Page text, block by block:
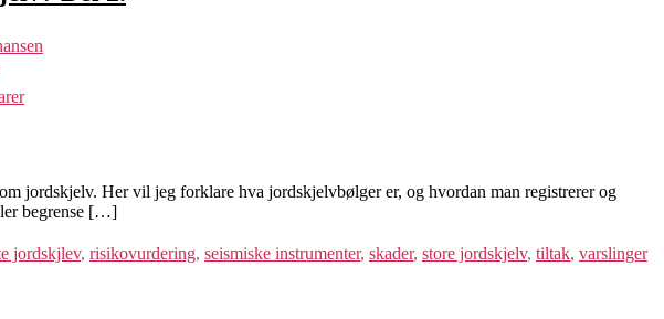
til
Hva
jordskjelv?
Del
jordskjelv. Her vil jeg forklare hva jordskjelvbølger er, og hvordan man registrerer og
begrense […]
jordskjlev, risikovurdering, seismiske instrumenter, skader, store jordskjelv, tiltak, varslinger